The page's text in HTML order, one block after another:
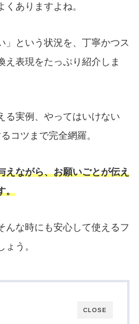
ありますよね。
」という状況を、丁寧かつス
え表現をたっぷり紹介しま
る実例、やってはいけない
コツまで完全網羅。
えながら、お願いごとが伝え
。
んな時にも安心して使えるフ
う。
CLOSE